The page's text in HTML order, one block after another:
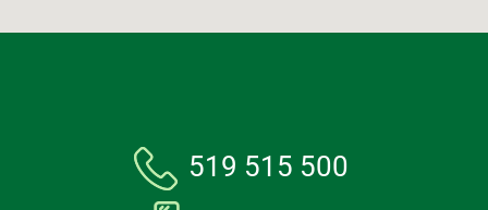
519 515 500